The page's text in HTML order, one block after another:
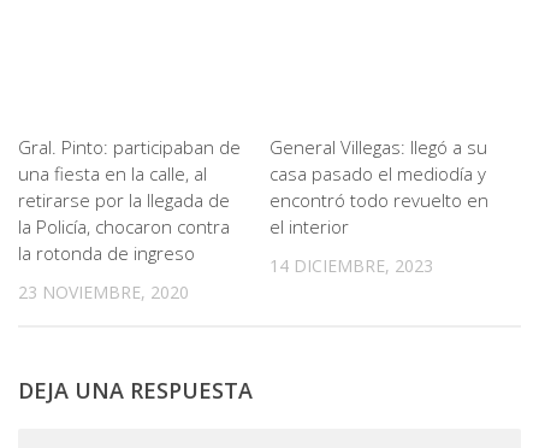
Gral. Pinto: participaban de
una fiesta en la calle, al
retirarse por la llegada de
la Policía, chocaron contra
la rotonda de ingreso
23 NOVIEMBRE, 2020
General Villegas: llegó a su
casa pasado el mediodía y
encontró todo revuelto en
el interior
14 DICIEMBRE, 2023
DEJA UNA RESPUESTA